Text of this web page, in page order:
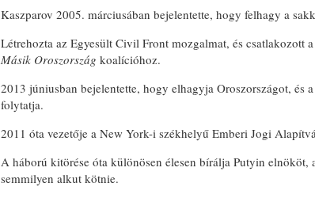
Kaszparov 2005. márciusában bejelentette, hogy felhagy a
Létrehozta az Egyesült Civil Front mozgalmat, és
Másik Oroszország koalícióhoz.
2013 júniusban bejelentette, hogy elhagyja Oroszországot, és
folytatja.
2011 óta vezetője a New York-i székhelyű Emberi Jogi
A háború kitörése óta különösen élesen bírálja Putyin elnököt,
semmilyen alkut kötnie.